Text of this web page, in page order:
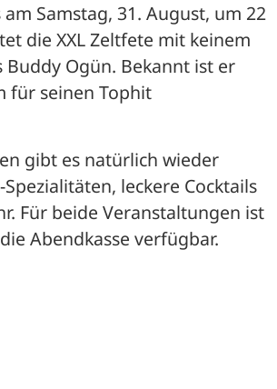
Samstag, 31. August, um 22
die XXL Zeltfete mit keinem
Buddy Ogün. Bekannt ist er
für seinen Tophit
gibt es natürlich wieder
leckere Cocktails
Für beide Veranstaltungen ist
Abendkasse verfügbar.